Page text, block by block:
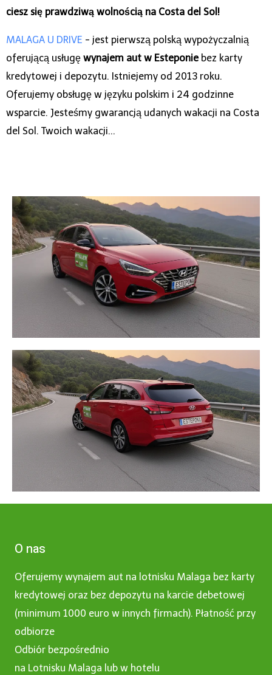
ciesz się prawdziwą wolnością na Costa del Sol!
MALAGA U DRIVE - jest pierwszą polską wypożyczalnią
oferującą usługę wynajem aut w Esteponiebez karty
kredytowej i depozytu. Istniejemy od 2013 roku.
Oferujemy obsługę w języku polskim i 24 godzinne
wsparcie. Jesteśmy gwarancją udanych wakacji na Costa
del Sol. Twoich wakacji...
O nas
Oferujemy wynajem aut na lotnisku Malaga bez karty
kredytowej oraz bez depozytu na karcie debetowej
(minimum 1000 euro w innych firmach). Płatność przy
odbiorze
Odbiór bezpośrednio
na Lotnisku Malaga lub w hotelu